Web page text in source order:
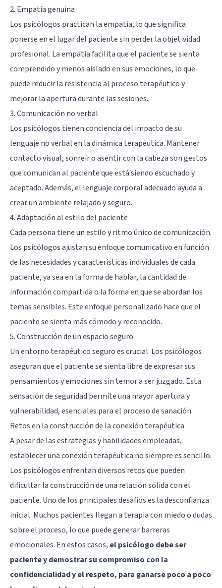
2. Empatía genuina
Los psicólogos practican la empatía, lo que significa
ponerse en el lugar del paciente sin perder la objetividad
profesional. La empatía facilita que el paciente se sienta
comprendido y menos aislado en sus emociones, lo que
puede reducir la resistencia al proceso terapéutico y
mejorar la apertura durante las sesiones.
3. Comunicación no verbal
Los psicólogos tienen conciencia del impacto de su
lenguaje no verbal en la dinámica terapéutica. Mantener
contacto visual, sonreír o asentir con la cabeza son gestos
que comunican al paciente que está siendo escuchado y
aceptado. Además, el lenguaje corporal adecuado ayuda a
crear un ambiente relajado y seguro.
4. Adaptación al estilo del paciente
Cada persona tiene un estilo y ritmo único de comunicación.
Los psicólogos ajustan su enfoque comunicativo en función
de las necesidades y características individuales de cada
paciente, ya sea en la forma de hablar, la cantidad de
información compartida o la forma en que se abordan los
temas sensibles. Este enfoque personalizado hace que el
paciente se sienta más cómodo y reconocido.
5. Construcción de un espacio seguro
Un entorno terapéutico seguro es crucial. Los psicólogos
aseguran que el paciente se sienta libre de expresar sus
pensamientos y emociones sin temor a ser juzgado. Esta
sensación de seguridad permite una mayor apertura y
vulnerabilidad, esenciales para el proceso de sanación.
Retos en la construcción de la conexión terapéutica
A pesar de las estrategias y habilidades empleadas,
establecer una conexión terapéutica no siempre es sencillo.
Los psicólogos enfrentan diversos retos que pueden
dificultar la construcción de una relación sólida con el
paciente. Uno de los principales desafíos es la desconfianza
inicial. Muchos pacientes llegan a terapia con miedo o dudas
sobre el proceso, lo que puede generar barreras
emocionales. En estos casos, el psicólogo debe ser
paciente y demostrar su compromiso con la
confidencialidad y el respeto, para ganarse poco a poco